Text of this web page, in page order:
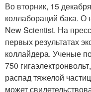
Во вторник, 15
коллабораций бака. О
New Scientist. На
первых результатах
коллайдера. Ученые
750
распад тяжелой
может